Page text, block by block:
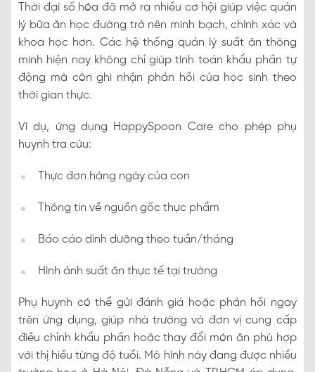
Thời đại số hóa đã mở ra nhiều cơ hội giúp việc quản
lý bữa ăn học đường trở nên minh bạch, chính xác và
khoa học hơn. Các hệ thống quản lý suất ăn thông
minh hiện nay không chỉ giúp tính toán khẩu phần tự
động mà còn ghi nhận phản hồi của học sinh theo
thời gian thực.
Ví dụ, ứng dụng HappySpoon Care cho phép phụ
huynh tra cứu:
Thực đơn hàng ngày của con
Thông tin về nguồn gốc thực phẩm
Báo cáo dinh dưỡng theo tuần/tháng
Hình ảnh suất ăn thực tế tại trường
Phụ huynh có thể gửi đánh giá hoặc phản hồi ngay
trên ứng dụng, giúp nhà trường và đơn vị cung cấp
điều chỉnh khẩu phần hoặc thay đổi món ăn phù hợp
với thị hiếu từng độ tuổi. Mô hình này đang được nhiều